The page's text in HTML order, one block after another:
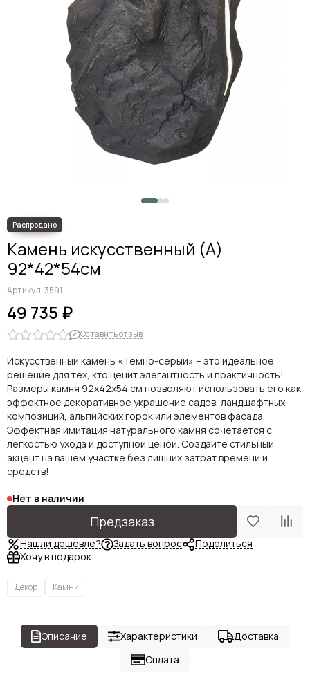
Камень искусственный (A)
92*42*54см
Артикул:3591
49 735 ₽
Оставить отзыв
Искусственный камень «Темно-серый» – это идеальное
решение для тех, кто ценит элегантность и практичность!
Размеры камня 92х42х54 см позволяют использовать его как
эффектное декоративное украшение садов, ландшафтных
композиций, альпийских горок или элементов фасада.
Эффектная имитация натурального камня сочетается с
легкостью ухода и доступной ценой. Создайте стильный
акцент на вашем участке без лишних затрат времени и
средств!
Нет в наличии
Предзаказ
Нашли дешевле? Задать вопрос
Поделиться
Хочу в подарок
Декор Камни
Описание Характеристики
Доставка
Оплата